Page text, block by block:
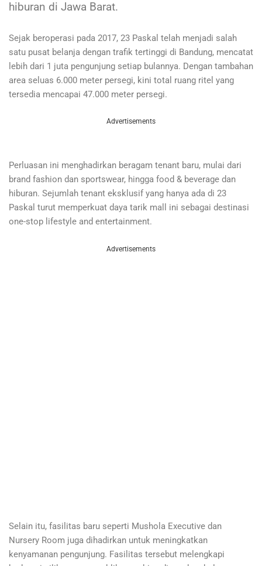
hiburan di Jawa Barat.
Sejak beroperasi pada 2017, 23 Paskal telah menjadi salah
satu pusat belanja dengan trafik tertinggi di Bandung, mencatat
lebih dari 1 juta pengunjung setiap bulannya. Dengan tambahan
area seluas 6.000 meter persegi, kini total ruang ritel yang
tersedia mencapai 47.000 meter persegi.
Advertisements
Perluasan ini menghadirkan beragam tenant baru, mulai dari
brand fashion dan sportswear, hingga food & beverage dan
hiburan. Sejumlah tenant eksklusif yang hanya ada di 23
Paskal turut memperkuat daya tarik mall ini sebagai destinasi
one-stop lifestyle and entertainment.
Advertisements
Selain itu, fasilitas baru seperti Mushola Executive dan
Nursery Room juga dihadirkan untuk meningkatkan
kenyamanan pengunjung. Fasilitas tersebut melengkapi